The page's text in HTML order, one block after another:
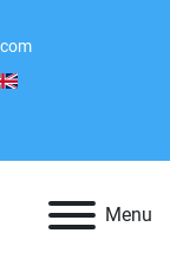
Menu